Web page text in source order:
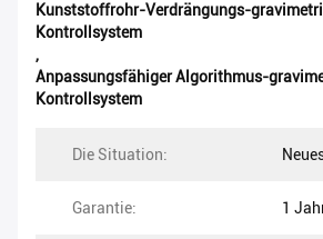
Kunststoffrohr-Verdrängungs-
Kontrollsystem
,
Anpassungsfähiger Algorithmus-
Kontrollsystem
Die Situation:
Garantie: 1